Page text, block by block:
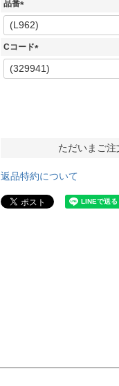
品番
(
必
須
Cコード
(
必
ただいまご
返品特約について